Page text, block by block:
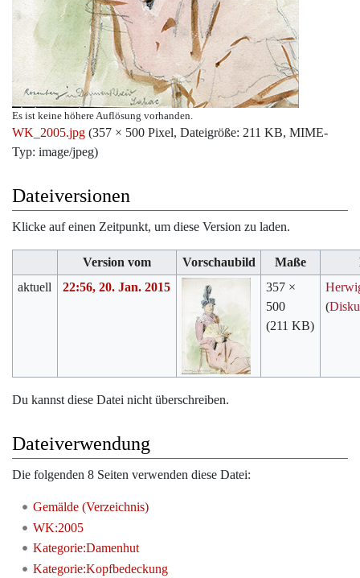
Es ist keine höhere Auflösung vorhanden.
WK_2005.jpg (357 × 500 Pixel, Dateigröße: 211 KB, MIME-
Typ: image/jpeg)
Dateiversionen
Klicke auf einen Zeitpunkt, um diese Version zu laden.
Version vom Vorschaubild Maße
aktuell
22:56, 20. Jan. 2015
357 ×
500
(211 KB)
(
Du kannst diese Datei nicht überschreiben.
Dateiverwendung
Die folgenden 8 Seiten verwenden diese Datei:
Gemälde (Verzeichnis)
WK:2005
Kategorie:Damenhut
Kategorie:Kopfbedeckung